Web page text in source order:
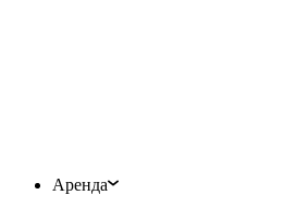
Аренда